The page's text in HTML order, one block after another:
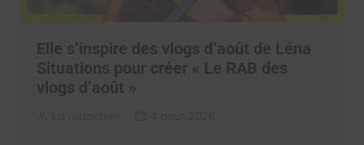
Elle s’inspire des vlogs d’août de Léna
Situations pour créer « Le RAB des
vlogs d’août »